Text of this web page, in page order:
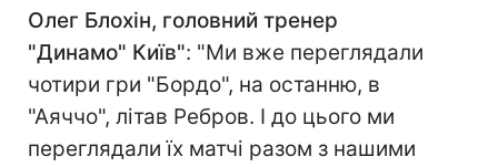
Олег Блохін, головний тренер
"Динамо" Київ": "Ми вже переглядали
чотири гри "Бордо", на останню, в
"Аяччо", літав Ребров. І до цього ми
переглядали їх матчі разом з нашими